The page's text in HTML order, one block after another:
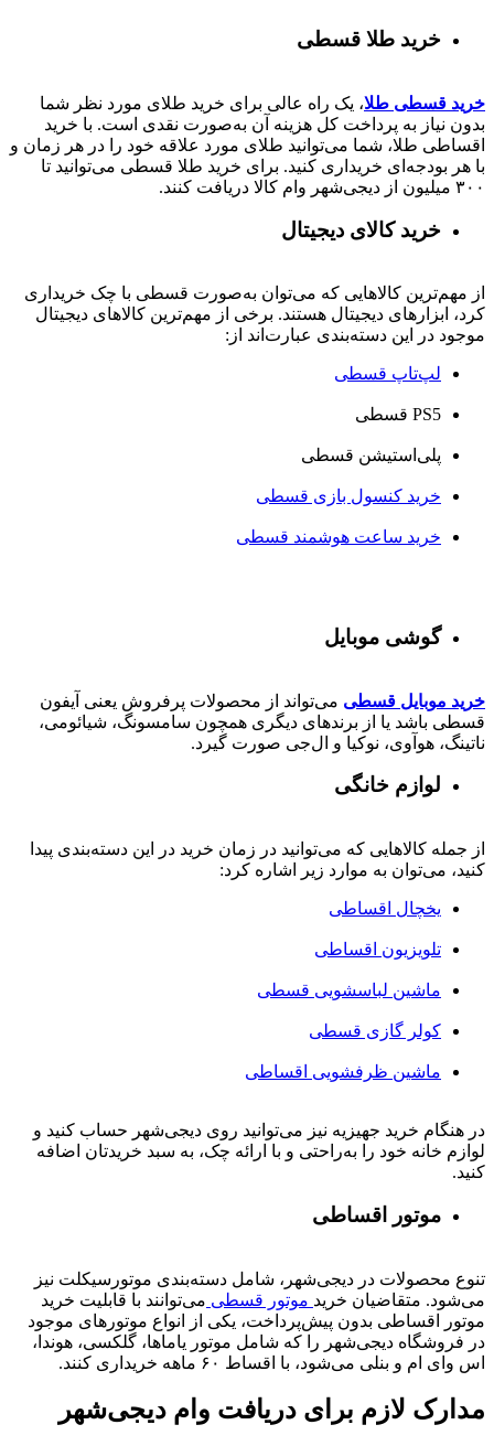
خرید طلا قسطی
خرید قسطی طلا، یک راه عالی برای خرید طلای مورد نظر شما
بدون نیاز به پرداخت کل هزینه آن به‌صورت نقدی است. با خرید
اقساطی طلا، شما می‌توانید طلای مورد علاقه خود را در هر زمان و
با هر بودجه‌ای خریداری کنید. برای خرید طلا قسطی می‌توانید تا
۳۰۰ میلیون از دیجی‌شهر وام کالا دریافت کنند.
خرید کالای دیجیتال
از مهم‌ترین کالاهایی که می‌توان به‌صورت قسطی با چک خریداری
کرد، ابزارهای دیجیتال هستند. برخی از مهم‌ترین کالاهای دیجیتال
موجود در این دسته‌بندی عبارت‌اند از:
لپ‌تاپ قسطی
PS5 قسطی
پلی‌استیشن قسطی
خرید کنسول بازی قسطی
خرید ساعت هوشمند قسطی
گوشی موبایل
خرید موبایل قسطی می‌تواند از محصولات پرفروش یعنی آیفون
قسطی باشد یا از برندهای دیگری همچون سامسونگ، شیائومی،
ناتینگ، هوآوی، نوکیا و ال‌جی صورت گیرد.
لوازم خانگی
از جمله کالاهایی که می‌توانید در زمان خرید در این دسته‌بندی پیدا
کنید، می‌توان به موارد زیر اشاره کرد:
یخچال اقساطی
تلویزیون اقساطی
ماشین لباسشویی قسطی
کولر گازی قسطی
ماشین ظرفشویی اقساطی
در هنگام خرید جهیزیه نیز می‌توانید روی دیجی‌شهر حساب کنید و
لوازم خانه خود را به‌راحتی و با ارائه چک، به سبد خریدتان اضافه
کنید.
موتور اقساطی
تنوع محصولات در دیجی‌شهر، شامل دسته‌بندی موتورسیکلت نیز
می‌شود. متقاضیان خرید موتور قسطی می‌توانند با قابلیت خرید
موتور اقساطی بدون پیش‌پرداخت، یکی از انواع موتورهای موجود
در فروشگاه دیجی‌شهر را که شامل موتور یاماها، گلکسی، هوندا،
اس وای ام و بنلی می‌شود، با اقساط ۶۰ ماهه خریداری کنند.
مدارک لازم برای دریافت وام دیجی‌شهر